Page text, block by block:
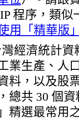
程序，類
用「精華版
灣經濟統計
業生產、人
料，以及股
總共 30 個
精選最常用